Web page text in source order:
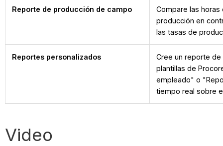
Reporte de producción de campo
Compare las
producción en
las tasas de
Reportes personalizados
Cree un reporte
plantillas de
empleado" o
tiempo real sobre
Video